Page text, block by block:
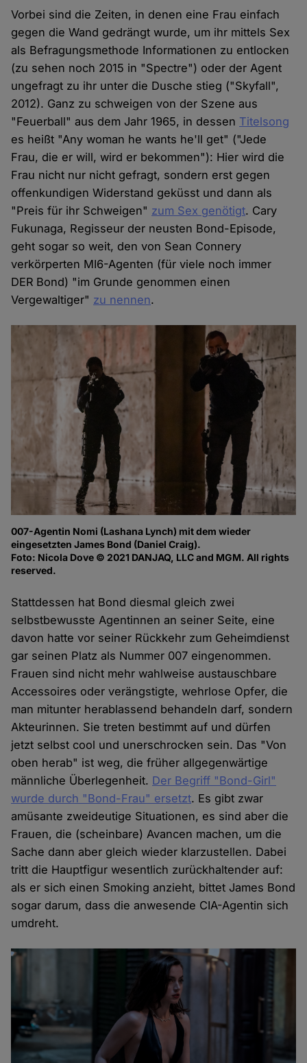
Vorbei sind die Zeiten, in denen eine Frau einfach
gegen die Wand gedrängt wurde, um ihr mittels Sex
als Befragungsmethode Informationen zu entlocken
(zu sehen noch 2015 in "Spectre") oder der Agent
ungefragt zu ihr unter die Dusche stieg ("Skyfall",
2012). Ganz zu schweigen von der Szene aus
"Feuerball" aus dem Jahr 1965, in dessen Titelsong
es heißt "Any woman he wants he'll get" ("Jede
Frau, die er will, wird er bekommen"): Hier wird die
Frau nicht nur nicht gefragt, sondern erst gegen
offenkundigen Widerstand geküsst und dann als
"Preis für ihr Schweigen" zum Sex genötigt. Cary
Fukunaga, Regisseur der neusten Bond-Episode,
geht sogar so weit, den von Sean Connery
verkörperten MI6-Agenten (für viele noch immer
DER Bond) "im Grunde genommen einen
Vergewaltiger" zu nennen.
007-Agentin Nomi (Lashana Lynch) mit dem wieder
eingesetzten James Bond (Daniel Craig).
Foto: Nicola Dove © 2021 DANJAQ, LLC and MGM. All rights
reserved.
Stattdessen hat Bond diesmal gleich zwei
selbstbewusste Agentinnen an seiner Seite, eine
davon hatte vor seiner Rückkehr zum Geheimdienst
gar seinen Platz als Nummer 007 eingenommen.
Frauen sind nicht mehr wahlweise austauschbare
Accessoires oder verängstigte, wehrlose Opfer, die
man mitunter herablassend behandeln darf, sondern
Akteurinnen. Sie treten bestimmt auf und dürfen
jetzt selbst cool und unerschrocken sein. Das "Von
oben herab" ist weg, die früher allgegenwärtige
männliche Überlegenheit. Der Begriff "Bond-Girl"
wurde durch "Bond-Frau" ersetzt. Es gibt zwar
amüsante zweideutige Situationen, es sind aber die
Frauen, die (scheinbare) Avancen machen, um die
Sache dann aber gleich wieder klarzustellen. Dabei
tritt die Hauptfigur wesentlich zurückhaltender auf:
als er sich einen Smoking anzieht, bittet James Bond
sogar darum, dass die anwesende CIA-Agentin sich
umdreht.